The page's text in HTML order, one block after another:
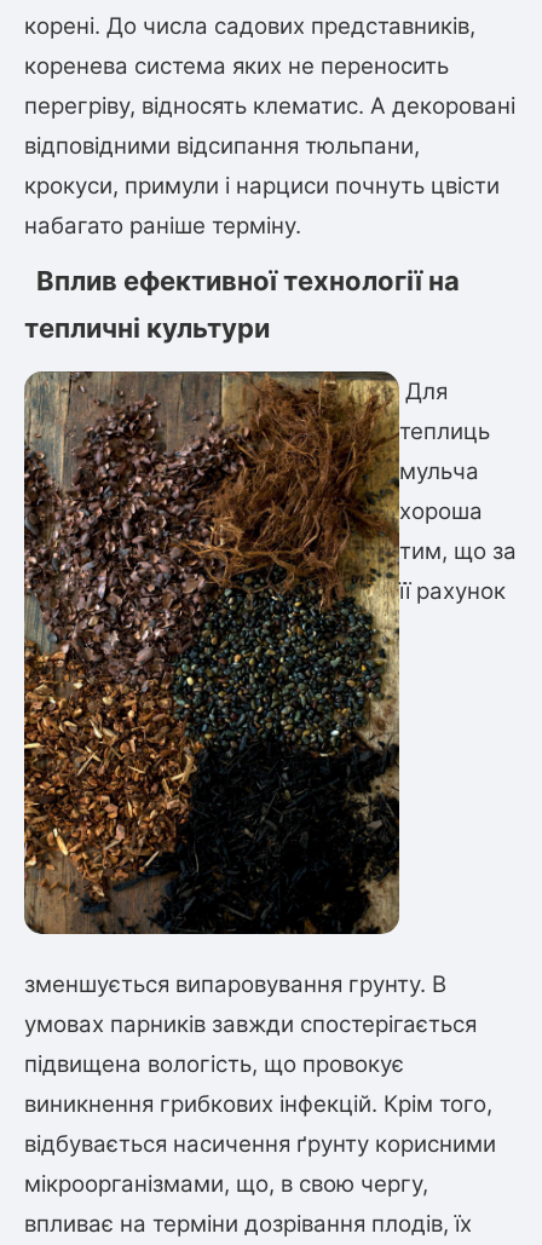
корені. До числа садових представників,
коренева система яких не переносить
перегріву, відносять клематис. А декоровані
відповідними відсипання тюльпани,
крокуси, примули і нарциси почнуть цвісти
набагато раніше терміну.
Вплив ефективної технології на
тепличні культури
Для
теплиць
мульча
хороша
тим, що за
її рахунок
зменшується випаровування грунту. В
умовах парників завжди спостерігається
підвищена вологість, що провокує
виникнення грибкових інфекцій. Крім того,
відбувається насичення ґрунту корисними
мікроорганізмами, що, в свою чергу,
впливає на терміни дозрівання плодів, їх